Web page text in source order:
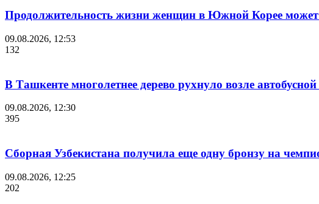
Продолжительность жизни женщин в Южной Корее может
09.08.2026, 12:53
132
В Ташкенте многолетнее дерево рухнуло возле
09.08.2026, 12:30
395
Сборная Узбекистана получила еще одну бронзу на
09.08.2026, 12:25
202